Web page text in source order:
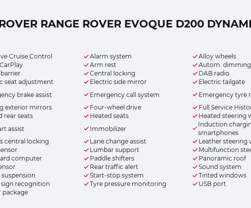
RANGE ROVER EVOQUE D200
Cruise Control Alarm system Alloy wheels
Arm rest Autom.
Central locking DAB radio
seat adjustment Electric side mirror Electric tailgate
brake assist Emergency call system Emergency tyre
exterior mirrors Four-wheel drive Full Service
rear seats Heated seats Heated steering
assist Immobilizer
Induction
smartphones
central locking Lane change assist Leather steering
Lumbar support Multifunction
computer Paddle shifters Panoramic roof
Rear traffic alert Sound system
suspension Start-stop system Tinted windows
sign recognition Tyre pressure monitoring USB port
package